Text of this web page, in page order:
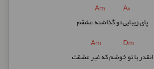
Am A#
پای زیبایی تو گذاشته عشقم
Am Dm
انقدر با تو خوشم که غیر عشقت